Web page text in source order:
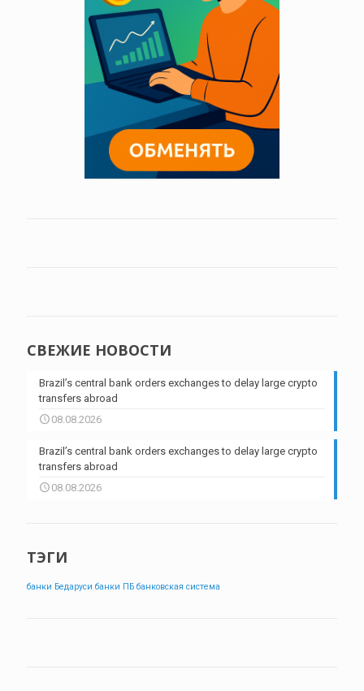
СВЕЖИЕ НОВОСТИ
Brazil’s central bank orders exchanges to delay large crypto
transfers abroad
08.08.2026
Brazil’s central bank orders exchanges to delay large crypto
transfers abroad
08.08.2026
ТЭГИ
банки Бедаруси банки ПБ банковская система